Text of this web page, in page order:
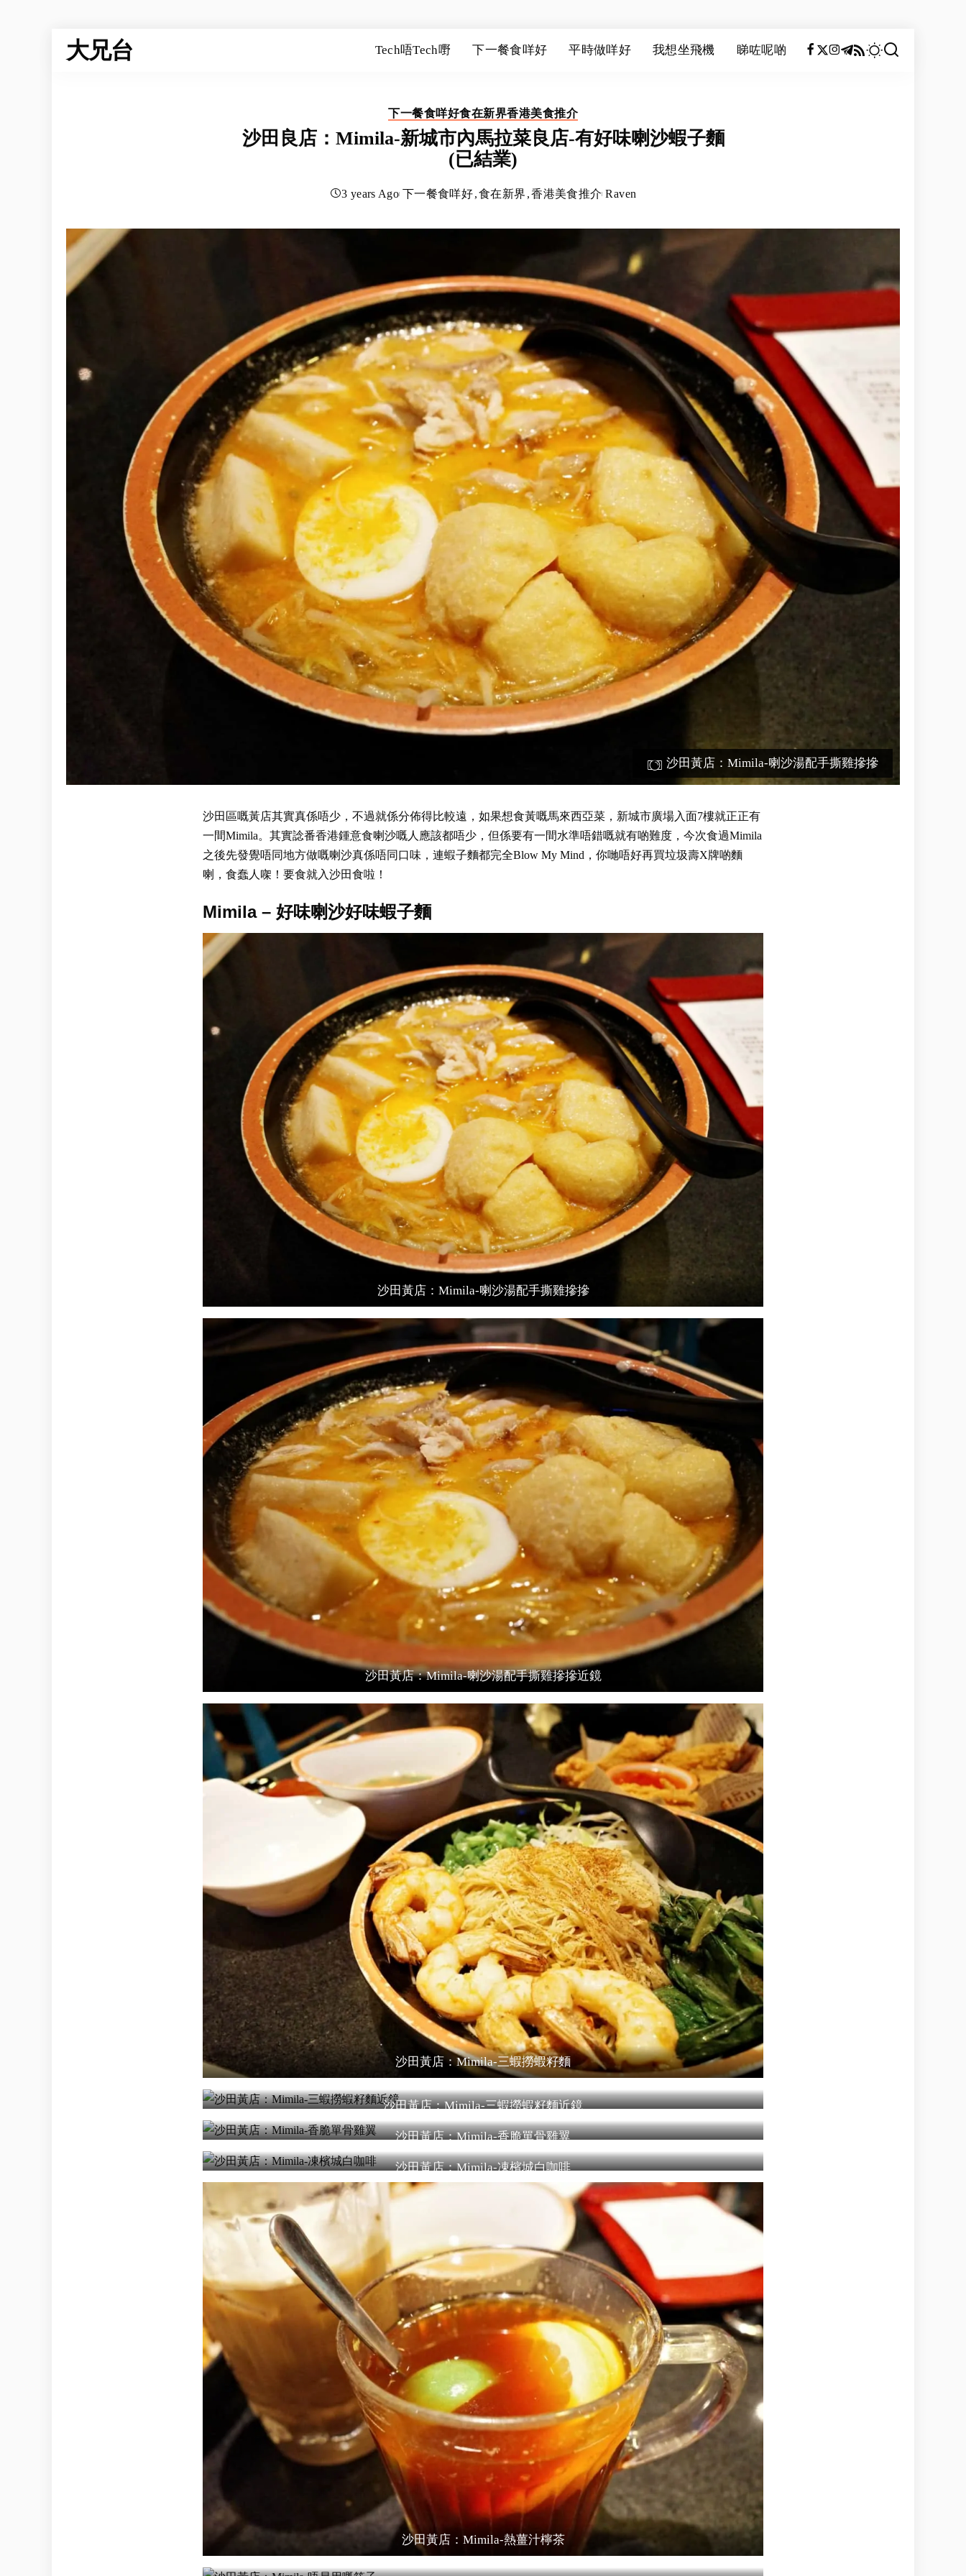
大兄台 Tech唔Tech嘢 下一餐食咩好 平時做咩好 我想坐飛機 睇咗呢啲
下一餐食咩好食在新界香港美食推介
沙田良店：Mimila-新城市內馬拉菜良店-有好味喇沙蝦子麵
(已結業)
3 years Ago 下一餐食咩好 食在新界 香港美食推介 Raven
沙田黃店：Mimila-喇沙湯配手撕雞摻摻
沙田區嘅黃店其實真係唔少，不過就係分佈得比較遠，如果想食黃嘅馬來西亞菜，新城市廣場入面7樓就正正有
一間Mimila。其實諗番香港鍾意食喇沙嘅人應該都唔少，但係要有一間水準唔錯嘅就有啲難度，今次食過Mimila
之後先發覺唔同地方做嘅喇沙真係唔同口味，連蝦子麵都完全Blow My Mind，你哋唔好再買垃圾壽X牌啲麵
喇，食蠢人㗎！要食就入沙田食啦！
Mimila – 好味喇沙好味蝦子麵
沙田黃店：Mimila-喇沙湯配手撕雞摻摻
沙田黃店：Mimila-喇沙湯配手撕雞摻摻近鏡
沙田黃店：Mimila-三蝦撈蝦籽麵
沙田黃店：Mimila-三蝦撈蝦籽麵近鏡
沙田黃店：Mimila-香脆單骨雞翼
沙田黃店：Mimila-凍檳城白咖啡
沙田黃店：Mimila-熱薑汁檸茶